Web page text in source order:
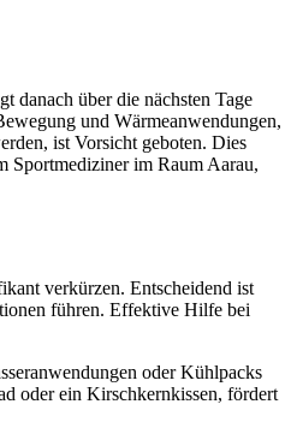
danach über die nächsten Tage
und Wärmeanwendungen,
ist Vorsicht geboten. Dies
Sportmediziner im Raum Aarau,
verkürzen. Entscheidend ist
führen. Effektive Hilfe bei
oder Kühlpacks
oder ein Kirschkernkissen, fördert